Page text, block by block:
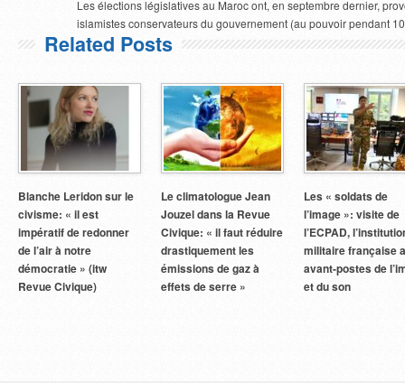
Les élections législatives au Maroc ont, en septembre dernier,
islamistes conservateurs du gouvernement (au pouvoir pendant
Related Posts
Blanche Leridon sur le
civisme: « il est
impératif de redonner
de l’air à notre
démocratie » (itw
Revue Civique)
Le climatologue Jean
Jouzel dans la Revue
Civique: « il faut réduire
drastiquement les
émissions de gaz à
effets de serre »
Les « soldats de
l’image »: visite de
l’ECPAD,
militaire française
avant-postes de
et du son